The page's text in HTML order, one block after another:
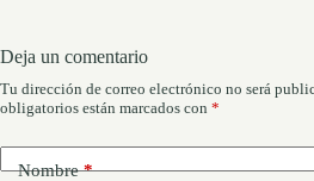
Deja un comentario
Tu dirección de correo electrónico no será
obligatorios están marcados con *
Nombre*